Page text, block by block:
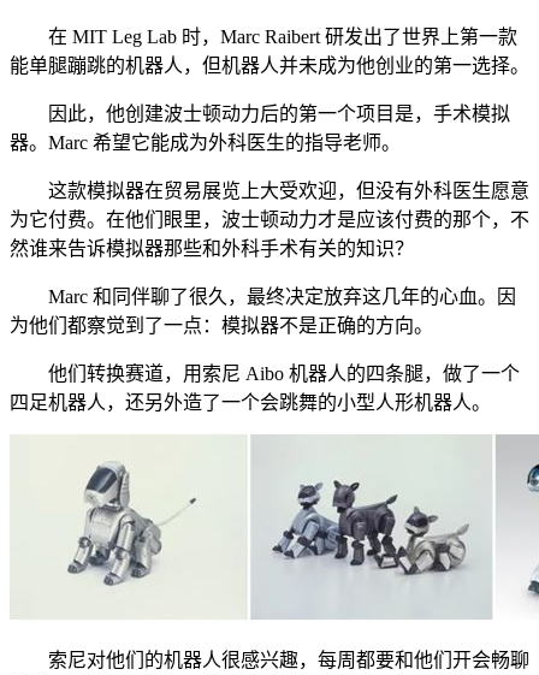
在 MIT Leg Lab 时，Marc Raibert 研发出了世界上第一款
能单腿蹦跳的机器人，但机器人并未成为他创业的第一选择。
因此，他创建波士顿动力后的第一个项目是，手术模拟
器。Marc 希望它能成为外科医生的指导老师。
这款模拟器在贸易展览上大受欢迎，但没有外科医生愿意
为它付费。在他们眼里，波士顿动力才是应该付费的那个，不
然谁来告诉模拟器那些和外科手术有关的知识？
Marc 和同伴聊了很久，最终决定放弃这几年的心血。因
为他们都察觉到了一点：模拟器不是正确的方向。
他们转换赛道，用索尼 Aibo 机器人的四条腿，做了一个
四足机器人，还另外造了一个会跳舞的小型人形机器人。
索尼对他们的机器人很感兴趣，每周都要和他们开会畅聊